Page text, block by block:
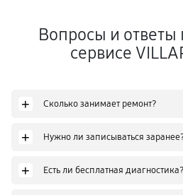
Вопросы и ответы
сервисе
+ Сколько занимает ремонт?
+ Нужно ли записываться
+ Есть ли бесплатная диагностика?